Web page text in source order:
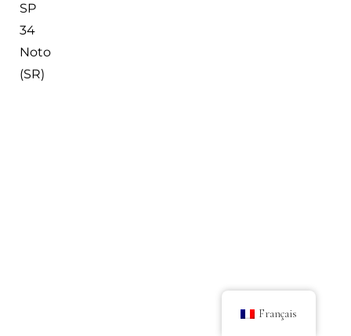
SP
34
Noto
(SR)
Français